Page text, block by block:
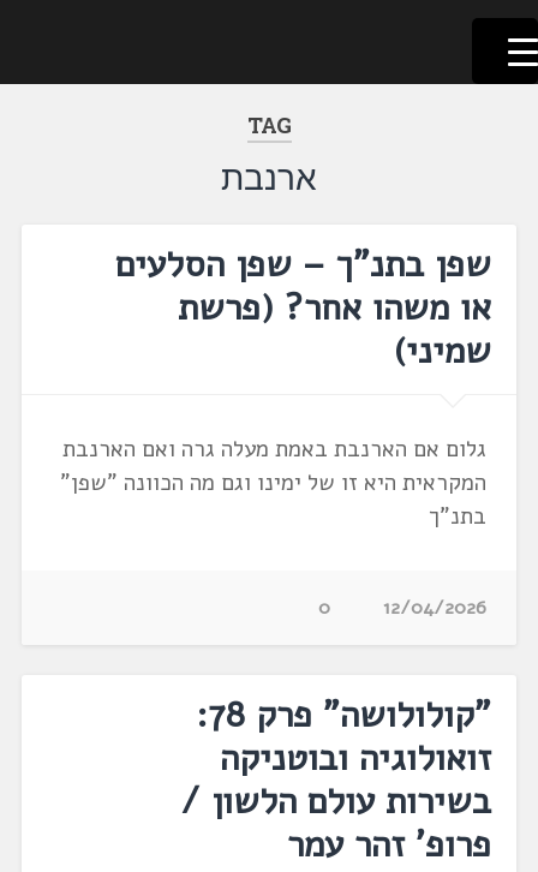
דלג
לתוכן
לשוניאדה
עברית. לשון. שפה
TAG
ארנבת
שפן בתנ"ך – שפן הסלעים
או משהו אחר? ‏(פרשת
שמיני‏)
גלום אם הארנבת באמת מעלה גרה ואם הארנבת
המקראית היא זו של ימינו וגם מה הכוונה "שפן"
בתנ"ך
12/04/2026
0
"קולולושה" פרק 78:
זואולוגיה ובוטניקה
בשירות עולם הלשון /
פרופ' זהר עמר